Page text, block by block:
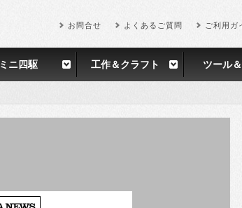
お問合せ よくあるご質問 ご利用ガ
ミニ四駆 工作＆クラフト ツール